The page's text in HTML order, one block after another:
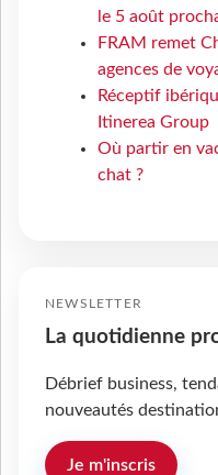
le 5 août
FRAM remet
agences de
Réceptif
Itinerea Group
Où partir en
chat ?
NEWSLETTER
La quotidienne
Débrief business,
nouveautés
Je m'inscris